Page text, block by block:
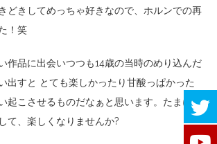
どきしてめっちゃ好きなので、ホルンでの再
！笑
作品に出会いつつも14歳の当時のめり込んだ
出すと とても楽しかったり甘酸っぱかった
起こさせるものだなぁと思います。たまには
て、楽しくなりませんか?